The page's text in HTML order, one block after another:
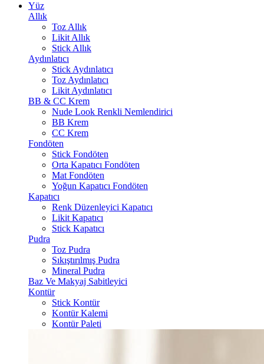
Yüz
Allık
Toz Allık
Likit Allık
Stick Allık
Aydınlatıcı
Stick Aydınlatıcı
Toz Aydınlatıcı
Likit Aydınlatıcı
BB & CC Krem
Nude Look Renkli Nemlendirici
BB Krem
CC Krem
Fondöten
Stick Fondöten
Orta Kapatıcı Fondöten
Mat Fondöten
Yoğun Kapatıcı Fondöten
Kapatıcı
Renk Düzenleyici Kapatıcı
Likit Kapatıcı
Stick Kapatıcı
Pudra
Toz Pudra
Sıkıştırılmış Pudra
Mineral Pudra
Baz Ve Makyaj Sabitleyici
Kontür
Stick Kontür
Kontür Kalemi
Kontür Paleti